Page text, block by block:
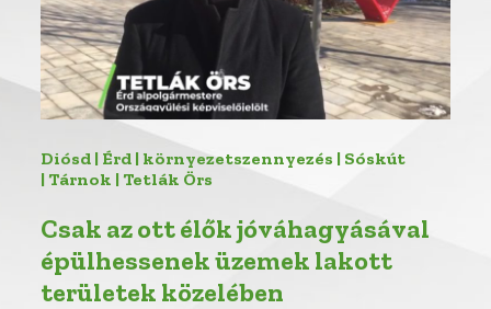
Diósd | Érd | környezetszennyezés | Sóskút
| Tárnok | Tetlák Örs
Csak az ott élők jóváhagyásával
épülhessenek üzemek lakott
területek közelében